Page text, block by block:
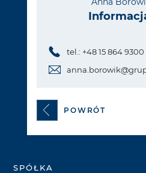
tel.: +48 15 864 9300
POWRÓT
SPÓŁKA